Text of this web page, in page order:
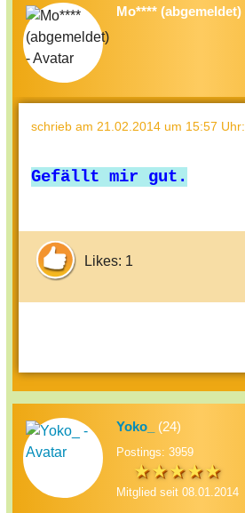
Mo**** (abgemeldet)
schrieb am 21.02.2014 um 15:57 Uhr:
Gefällt mir gut.
Likes: 1
Yoko_ (24)
Postings: 3959
Mitglied seit 08.01.2014